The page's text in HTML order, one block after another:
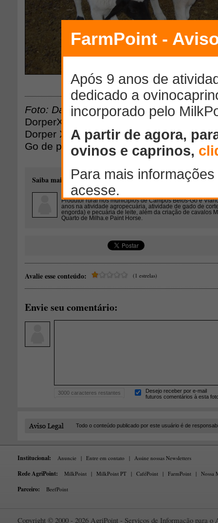
Foto: Danilo Carrijo Melo
DorperX Santa Inês. Foto de produtos
Dorper X Santa Inês Fazenda Bela Vista
Go de propriedade de Luzimar Melo
Saiba mais sobre o autor desse conteúdo:
Luzimar Melo Meireles
Produtor rural nos municipios de Campos Belos-Go e
anos na atividade agropecuária, atividade de gado de
engorda) e pecuária de leite, além da criação de cavalos
Quarto de Milha.e Paint Horse.
Avalie esse conteúdo: (1 estrelas)
Envie seu comentário:
3000 caracteres restantes
Desejo receber por e-mail
futuros comentários à esta
Todo o conteúdo publicado por este usuário é de
Institucional: Anuncie | Entre em contato | Assine nossas Newsletters
Rede AgriPoint: MilkPoint | MilkPoint PT | CaféPoint | FarmPoint | Nossa
Parceiro: BeefPoint
Copyright © 2000 - 2026 AgriPoint - Serviços de Informação para o